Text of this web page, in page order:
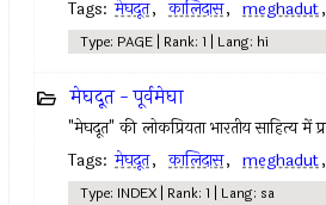
Tags: मेघदूत, कालिदास, meghadut,
Type: PAGE | Rank: 1 | Lang: hi
मेघदूत - पूर्वमेघा
"मेघदूत" की लोकप्रियता भारतीय साहित्य में
Tags: मेघदूत, कालिदास, meghadut,
Type: INDEX | Rank: 1 | Lang: sa